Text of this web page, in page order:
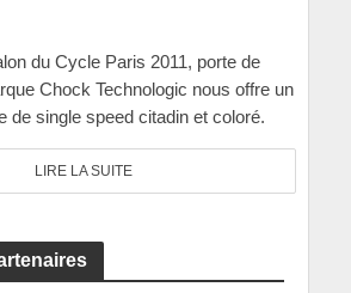
du Cycle Paris 2011, porte de
Chock Technologic nous offre un
de single speed citadin et coloré.
LIRE LA SUITE